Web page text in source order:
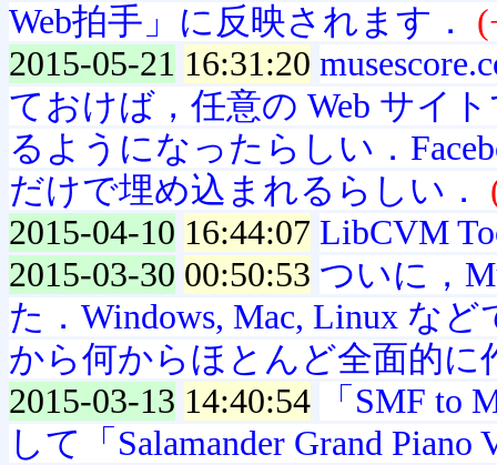
Web拍手」に反映されます．
2015-05-21 16:31:20
ておけば，任意の Web サイ
るようになったらしい．
だけで埋め込まれるらしい．
2015-04-10 16:44:07 LibCVM
2015-03-30 00:50:53 ついに，
た．Windows, Mac, Linux な
から何からほとんど全面的
2015-03-13 14:40:54
「SMF to
して「Salamander Grand